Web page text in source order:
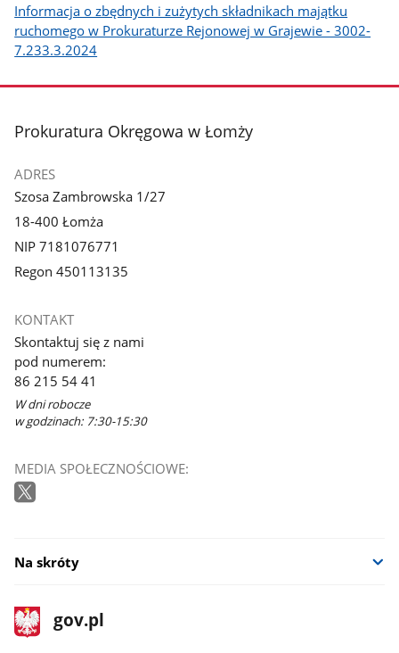
Informacja o zbędnych i zużytych składnikach majątku
ruchomego w Prokuraturze Rejonowej w Grajewie - 3002-
7.233.3.2024
stopka
Prokuratura Okręgowa w Łomży
ADRES
Szosa Zambrowska 1/27
18-400 Łomża
NIP 7181076771
Regon 450113135
KONTAKT
Skontaktuj się z nami
pod numerem:
86 215 54 41
W dni robocze
w godzinach: 7:30-15:30
MEDIA SPOŁECZNOŚCIOWE:
Na skróty
stopka
gov.pl
Strona
gov.pl